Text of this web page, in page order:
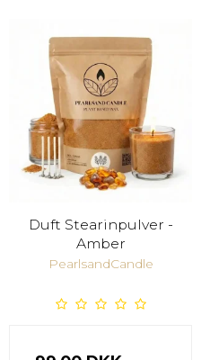
Duft Stearinpulver -
Amber
PearlsandCandle